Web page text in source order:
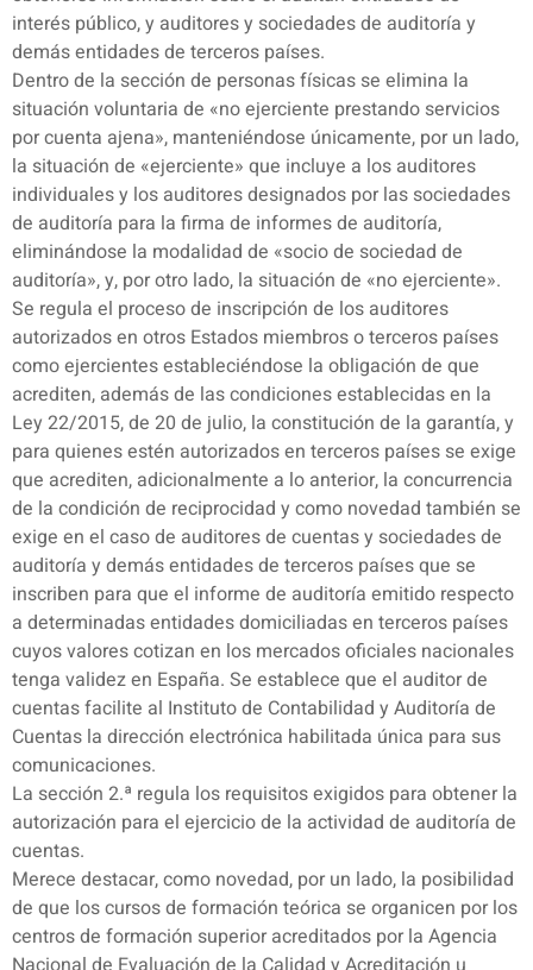
interés público, y auditores y sociedades de auditoría y
demás entidades de terceros países.
Dentro de la sección de personas físicas se elimina la
situación voluntaria de «no ejerciente prestando servicios
por cuenta ajena», manteniéndose únicamente, por un lado,
la situación de «ejerciente» que incluye a los auditores
individuales y los auditores designados por las sociedades
de auditoría para la firma de informes de auditoría,
eliminándose la modalidad de «socio de sociedad de
auditoría», y, por otro lado, la situación de «no ejerciente».
Se regula el proceso de inscripción de los auditores
autorizados en otros Estados miembros o terceros países
como ejercientes estableciéndose la obligación de que
acrediten, además de las condiciones establecidas en la
Ley 22/2015, de 20 de julio, la constitución de la garantía, y
para quienes estén autorizados en terceros países se exige
que acrediten, adicionalmente a lo anterior, la concurrencia
de la condición de reciprocidad y como novedad también se
exige en el caso de auditores de cuentas y sociedades de
auditoría y demás entidades de terceros países que se
inscriben para que el informe de auditoría emitido respecto
a determinadas entidades domiciliadas en terceros países
cuyos valores cotizan en los mercados oficiales nacionales
tenga validez en España. Se establece que el auditor de
cuentas facilite al Instituto de Contabilidad y Auditoría de
Cuentas la dirección electrónica habilitada única para sus
comunicaciones.
La sección 2.ª regula los requisitos exigidos para obtener la
autorización para el ejercicio de la actividad de auditoría de
cuentas.
Merece destacar, como novedad, por un lado, la posibilidad
de que los cursos de formación teórica se organicen por los
centros de formación superior acreditados por la Agencia